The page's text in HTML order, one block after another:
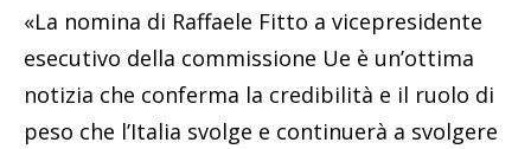
«La nomina di Raffaele Fitto a vicepresidente
esecutivo della commissione Ue è un’ottima
notizia che conferma la credibilità e il ruolo di
peso che l’Italia svolge e continuerà a svolgere